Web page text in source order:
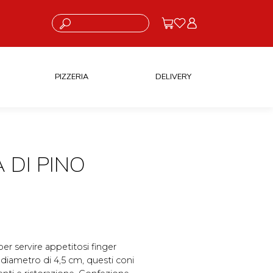
Cosa stai cercando?
PIZZERIA DELIVERY
DI PINO
servire appetitosi finger
di 4,5 cm, questi coni